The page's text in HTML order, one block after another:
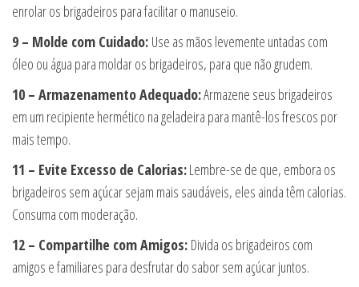
enrolar os brigadeiros para facilitar o manuseio.
9 – Molde com Cuidado: Use as mãos levemente untadas com
óleo ou água para moldar os brigadeiros, para que não grudem.
10 – Armazenamento Adequado:Armazene seus brigadeiros
em um recipiente hermético na geladeira para mantê-los frescos por
mais tempo.
11 – Evite Excesso de Calorias:Lembre-se de que, embora os
brigadeiros sem açúcar sejam mais saudáveis, eles ainda têm calorias.
Consuma com moderação.
12 – Compartilhe com Amigos: Divida os brigadeiros com
amigos e familiares para desfrutar do sabor sem açúcar juntos.